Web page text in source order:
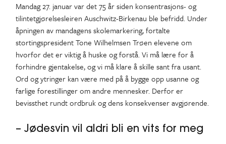
Mandag 27. januar var det 75 år siden konsentrasjons- og
tilintetgjørelsesleiren Auschwitz-Birkenau ble befridd. Under
åpningen av mandagens skolemarkering, fortalte
stortingspresident Tone Wilhelmsen Trøen elevene om
hvorfor det er viktig å huske og forstå. Vi må lære for å
forhindre gjentakelse, og vi må klare å skille sant fra usant.
Ord og ytringer kan være med på å bygge opp usanne og
farlige forestillinger om andre mennesker. Derfor er
bevissthet rundt ordbruk og dens konsekvenser avgjørende.
– Jødesvin vil aldri bli en vits for meg